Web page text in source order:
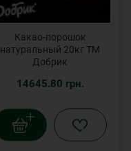
Какао-порошок
натуральный 20кг ТМ
Добрик
14645.80 грн.